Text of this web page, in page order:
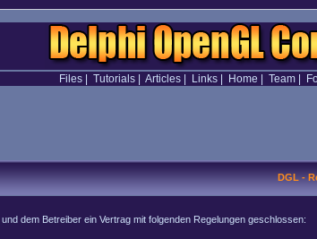
Files| Tutorials| Articles| Links| Home Team|
DGL -
dem Betreiber ein Vertrag mit folgenden Regelungen geschlossen: